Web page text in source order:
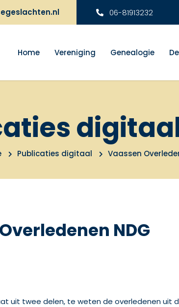
06-81913232
Home Vereniging Genealogie
Publicaties digitaal Vaassen
NDG
uit twee delen, te weten de overledenen uit